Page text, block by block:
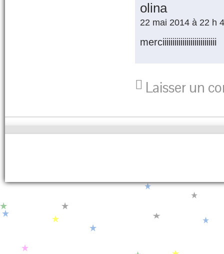
olina
22 mai 2014 à 22 h
merciiiiiiiiiiiiiiiiiiiiiiiiiii
Laisser un